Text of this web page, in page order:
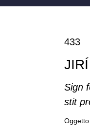
433
Sign
stit
Oggetto